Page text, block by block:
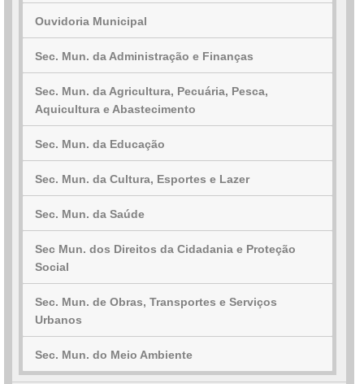
Ouvidoria Municipal
Sec. Mun. da Administração e Finanças
Sec. Mun. da Agricultura, Pecuária, Pesca,
Aquicultura e Abastecimento
Sec. Mun. da Educação
Sec. Mun. da Cultura, Esportes e Lazer
Sec. Mun. da Saúde
Sec Mun. dos Direitos da Cidadania e Proteção
Social
Sec. Mun. de Obras, Transportes e Serviços
Urbanos
Sec. Mun. do Meio Ambiente